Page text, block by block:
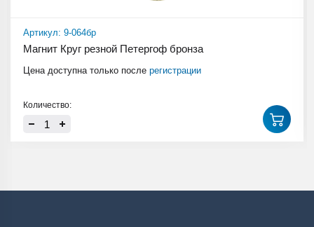
Артикул: 9-064бр
Магнит Круг резной Петергоф бронза
Цена доступна только после регистрации
Количество: